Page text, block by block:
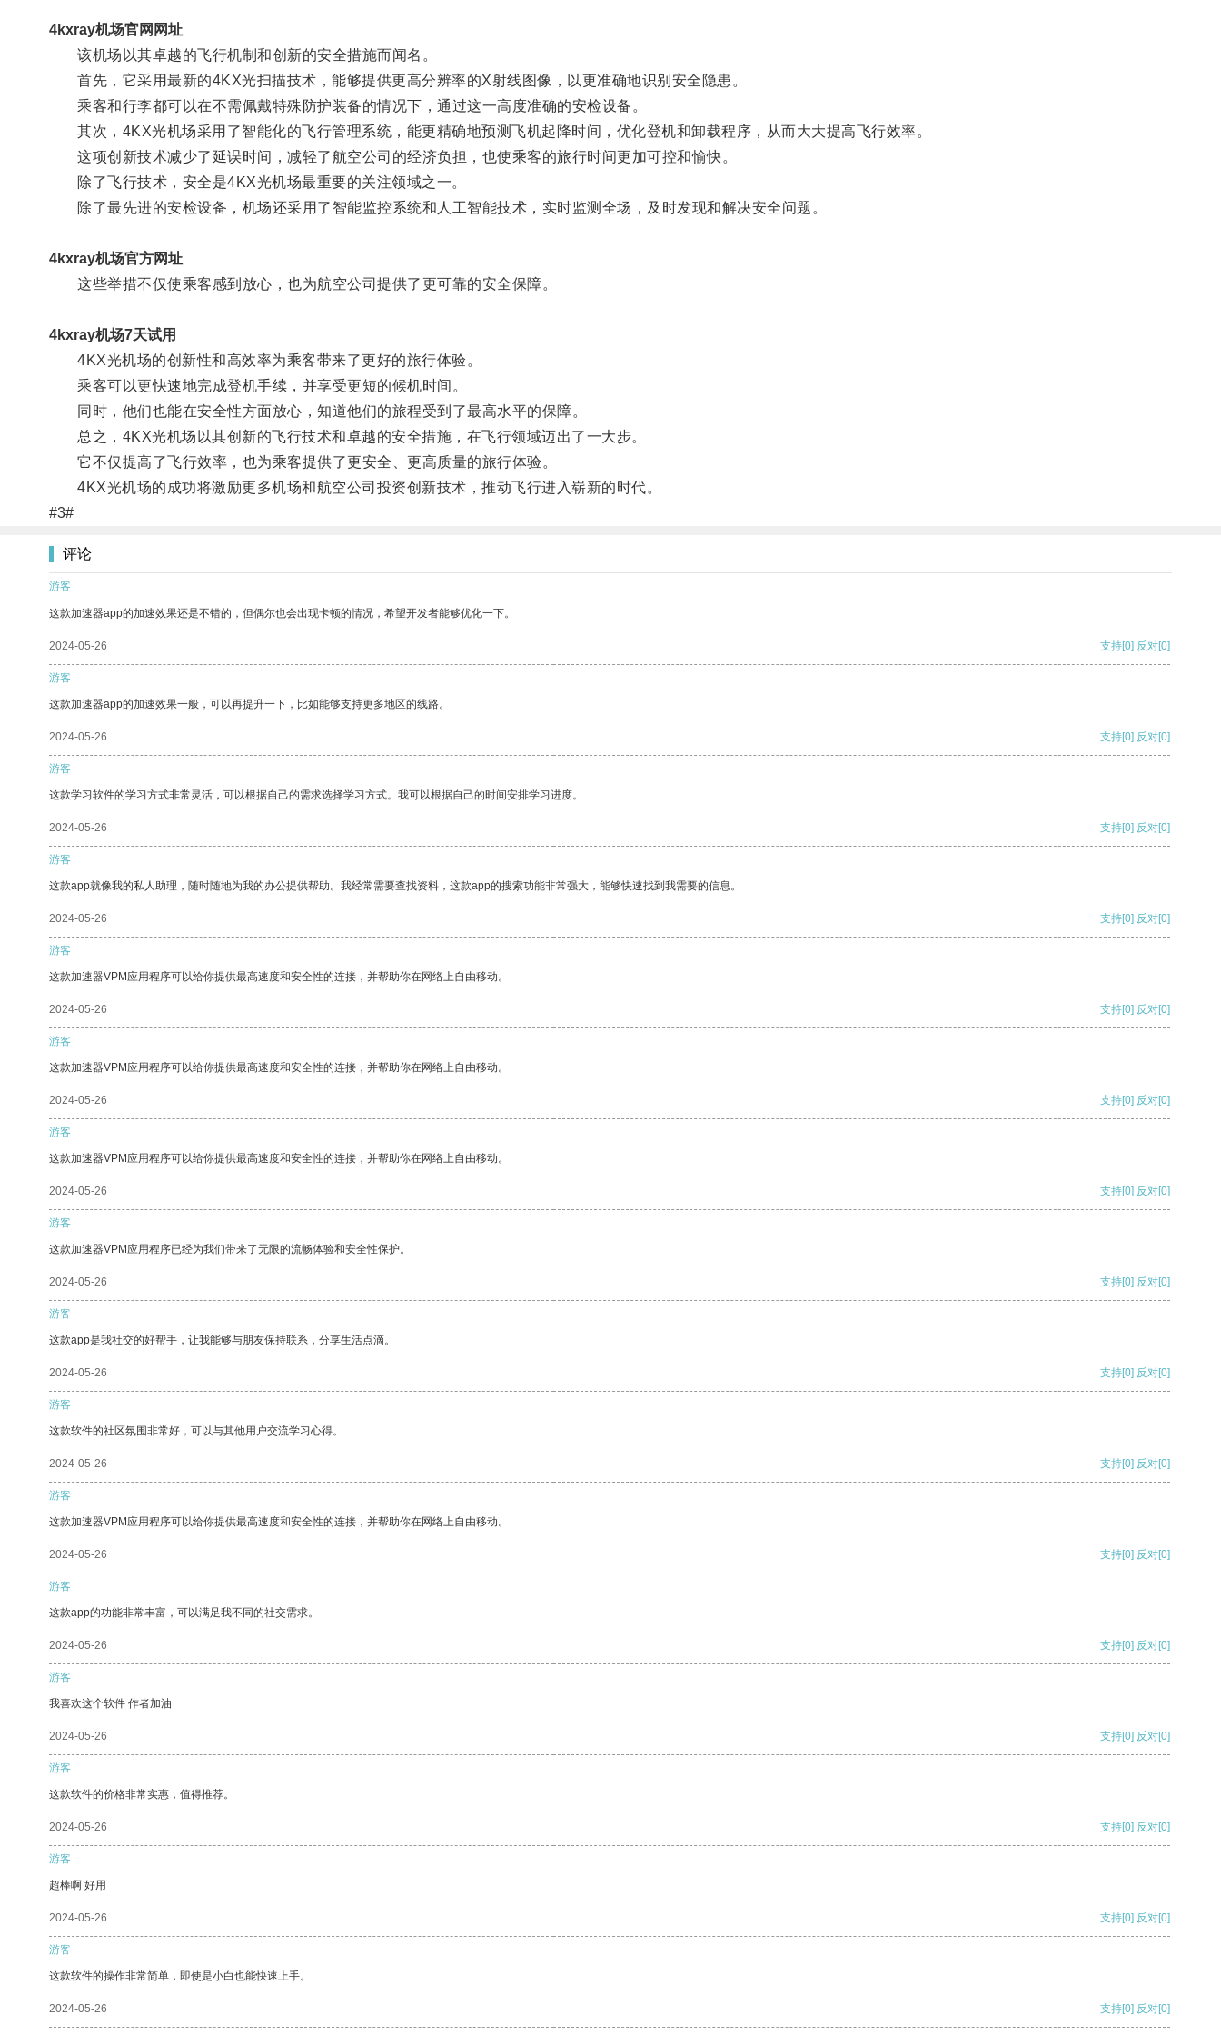
4kxray机场官网网址
该机场以其卓越的飞行机制和创新的安全措施而闻名。
首先，它采用最新的4KX光扫描技术，能够提供更高分辨率的X射线图像，以更准确地识别安全隐患。
乘客和行李都可以在不需佩戴特殊防护装备的情况下，通过这一高度准确的安检设备。
其次，4KX光机场采用了智能化的飞行管理系统，能更精确地预测飞机起降时间，优化登机和卸载程序，从而大大提高飞行效率。
这项创新技术减少了延误时间，减轻了航空公司的经济负担，也使乘客的旅行时间更加可控和愉快。
除了飞行技术，安全是4KX光机场最重要的关注领域之一。
除了最先进的安检设备，机场还采用了智能监控系统和人工智能技术，实时监测全场，及时发现和解决安全问题。
4kxray机场官方网址
这些举措不仅使乘客感到放心，也为航空公司提供了更可靠的安全保障。
4kxray机场7天试用
4KX光机场的创新性和高效率为乘客带来了更好的旅行体验。
乘客可以更快速地完成登机手续，并享受更短的候机时间。
同时，他们也能在安全性方面放心，知道他们的旅程受到了最高水平的保障。
总之，4KX光机场以其创新的飞行技术和卓越的安全措施，在飞行领域迈出了一大步。
它不仅提高了飞行效率，也为乘客提供了更安全、更高质量的旅行体验。
4KX光机场的成功将激励更多机场和航空公司投资创新技术，推动飞行进入崭新的时代。
#3#
评论
游客
这款加速器app的加速效果还是不错的，但偶尔也会出现卡顿的情况，希望开发者能够优化一下。
2024-05-26 支持[0] 反对[0]
游客
这款加速器app的加速效果一般，可以再提升一下，比如能够支持更多地区的线路。
2024-05-26 支持[0] 反对[0]
游客
这款学习软件的学习方式非常灵活，可以根据自己的需求选择学习方式。我可以根据自己的时间安排学习进度。
2024-05-26 支持[0] 反对[0]
游客
这款app就像我的私人助理，随时随地为我的办公提供帮助。我经常需要查找资料，这款app的搜索功能非常强大，能够快速找到我需要的信息。
2024-05-26 支持[0] 反对[0]
游客
这款加速器VPM应用程序可以给你提供最高速度和安全性的连接，并帮助你在网络上自由移动。
2024-05-26 支持[0] 反对[0]
游客
这款加速器VPM应用程序可以给你提供最高速度和安全性的连接，并帮助你在网络上自由移动。
2024-05-26 支持[0] 反对[0]
游客
这款加速器VPM应用程序可以给你提供最高速度和安全性的连接，并帮助你在网络上自由移动。
2024-05-26 支持[0] 反对[0]
游客
这款加速器VPM应用程序已经为我们带来了无限的流畅体验和安全性保护。
2024-05-26 支持[0] 反对[0]
游客
这款app是我社交的好帮手，让我能够与朋友保持联系，分享生活点滴。
2024-05-26 支持[0] 反对[0]
游客
这款软件的社区氛围非常好，可以与其他用户交流学习心得。
2024-05-26 支持[0] 反对[0]
游客
这款加速器VPM应用程序可以给你提供最高速度和安全性的连接，并帮助你在网络上自由移动。
2024-05-26 支持[0] 反对[0]
游客
这款app的功能非常丰富，可以满足我不同的社交需求。
2024-05-26 支持[0] 反对[0]
游客
我喜欢这个软件 作者加油
2024-05-26 支持[0] 反对[0]
游客
这款软件的价格非常实惠，值得推荐。
2024-05-26 支持[0] 反对[0]
游客
超棒啊 好用
2024-05-26 支持[0] 反对[0]
游客
这款软件的操作非常简单，即使是小白也能快速上手。
2024-05-26 支持[0] 反对[0]